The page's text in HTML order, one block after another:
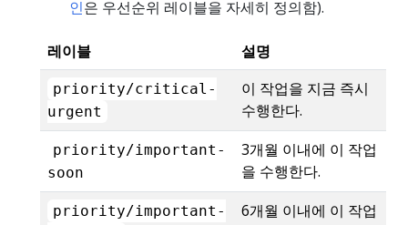
인은 우선순위 레이블을 자세히 정의함).
레이블 설명
priority/critical-
urgent
이 작업을 지금 즉시
수행한다.
priority/important-
soon
3개월 이내에 이 작업
을 수행한다.
priority/important-
6개월 이내에 이 작업